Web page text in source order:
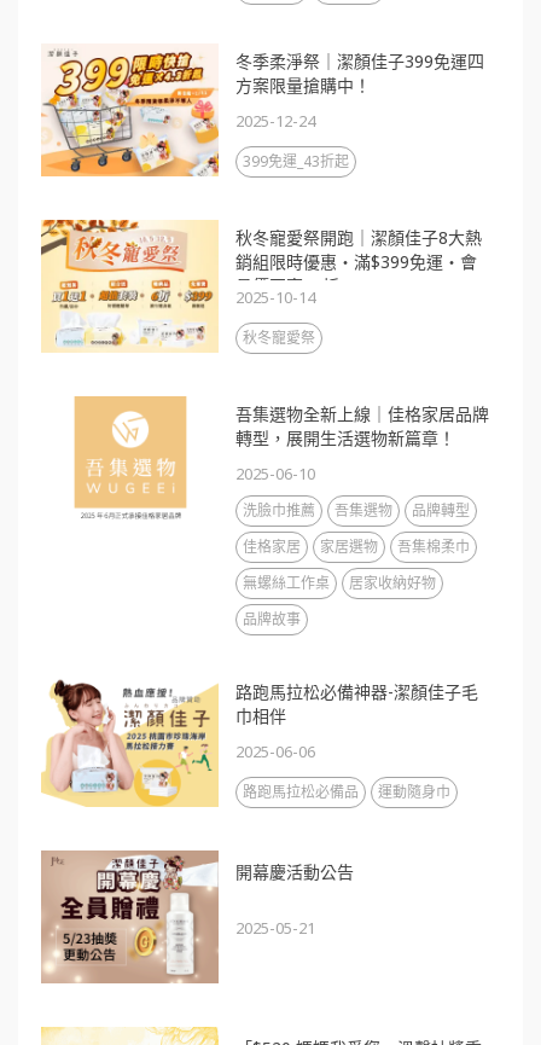
冬季柔淨祭｜潔顏佳子399免運四
方案限量搶購中！
2025-12-24
399免運_43折起
秋冬寵愛祭開跑｜潔顏佳子8大熱
銷組限時優惠・滿$399免運・會
員價再享88折
2025-10-14
秋冬寵愛祭
吾集選物全新上線｜佳格家居品牌
轉型，展開生活選物新篇章！
2025-06-10
洗臉巾推薦 吾集選物
品牌轉型
佳格家居
家居選物
吾集棉柔巾
無螺絲工作桌
居家收納好物
品牌故事
路跑馬拉松必備神器-潔顏佳子毛
巾相伴
2025-06-06
路跑馬拉松必備品 運動隨身巾
開幕慶活動公告
2025-05-21